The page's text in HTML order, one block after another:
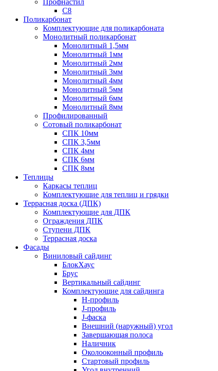
Профнастил
С8
Поликарбонат
Комплектующие для поликарбоната
Монолитный поликарбонат
Монолитный 1,5мм
Монолитный 1мм
Монолитный 2мм
Монолитный 3мм
Монолитный 4мм
Монолитный 5мм
Монолитный 6мм
Монолитный 8мм
Профилированный
Сотовый поликарбонат
СПК 10мм
СПК 3,5мм
СПК 4мм
СПК 6мм
СПК 8мм
Теплицы
Каркасы теплиц
Комплектующие для теплиц и грядки
Террасная доска (ДПК)
Комплектующие для ДПК
Ограждения ДПК
Ступени ДПК
Террасная доска
Фасады
Виниловый сайдинг
БлокХаус
Брус
Вертикальный сайдинг
Комплектующие для сайдинга
H-профиль
J-профиль
J-фаска
Внешний (наружный) угол
Завершающая полоса
Наличник
Околооконный профиль
Стартовый профиль